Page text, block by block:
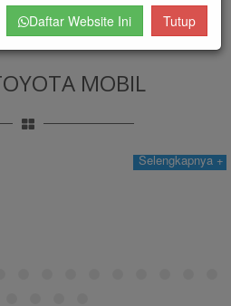
Daftar Website Ini Tutup
MOBIL
Selengkapnya +